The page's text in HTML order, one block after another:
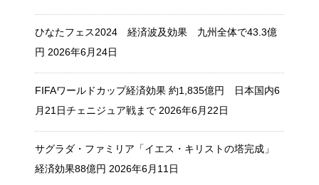
ひなたフェス2024 経済波及効果 九州全体で43.3億
円 2026年6月24日
FIFAワールドカップ経済効果 約1,835億円 日本国内6
月21日チェニジュア戦まで 2026年6月22日
サグラダ・ファミリア「イエス・キリストの塔完成」
経済効果88億円 2026年6月11日